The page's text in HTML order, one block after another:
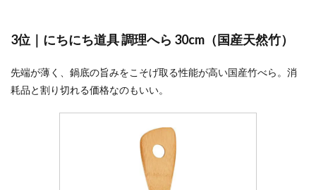
3位｜にちにち道具 調理へら 30cm（国産天然竹）
先端が薄く、鍋底の旨みをこそげ取る性能が高い国産竹べら。消
耗品と割り切れる価格なのもいい。